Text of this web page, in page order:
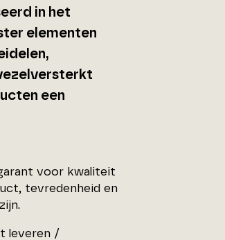
in het
elementen
een
voor kwaliteit
tevredenheid en
leveren /